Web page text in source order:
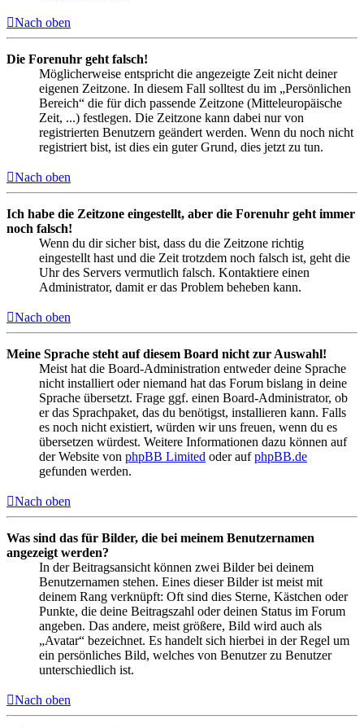
Nach oben
Die Forenuhr geht falsch!
Möglicherweise entspricht die angezeigte Zeit nicht deiner
eigenen Zeitzone. In diesem Fall solltest du im „Persönlichen
Bereich“ die für dich passende Zeitzone (Mitteleuropäische
Zeit, ...) festlegen. Die Zeitzone kann dabei nur von
registrierten Benutzern geändert werden. Wenn du noch nicht
registriert bist, ist dies ein guter Grund, dies jetzt zu tun.
Nach oben
Ich habe die Zeitzone eingestellt, aber die Forenuhr geht immer
noch falsch!
Wenn du dir sicher bist, dass du die Zeitzone richtig
eingestellt hast und die Zeit trotzdem noch falsch ist, geht die
Uhr des Servers vermutlich falsch. Kontaktiere einen
Administrator, damit er das Problem beheben kann.
Nach oben
Meine Sprache steht auf diesem Board nicht zur Auswahl!
Meist hat die Board-Administration entweder deine Sprache
nicht installiert oder niemand hat das Forum bislang in deine
Sprache übersetzt. Frage ggf. einen Board-Administrator, ob
er das Sprachpaket, das du benötigst, installieren kann. Falls
es noch nicht existiert, würden wir uns freuen, wenn du es
übersetzen würdest. Weitere Informationen dazu können auf
der Website von phpBB Limited oder aufphpBB.de
gefunden werden.
Nach oben
Was sind das für Bilder, die bei meinem Benutzernamen
angezeigt werden?
In der Beitragsansicht können zwei Bilder bei deinem
Benutzernamen stehen. Eines dieser Bilder ist meist mit
deinem Rang verknüpft: Oft sind dies Sterne, Kästchen oder
Punkte, die deine Beitragszahl oder deinen Status im Forum
angeben. Das andere, meist größere, Bild wird auch als
„Avatar“ bezeichnet. Es handelt sich hierbei in der Regel um
ein persönliches Bild, welches von Benutzer zu Benutzer
unterschiedlich ist.
Nach oben